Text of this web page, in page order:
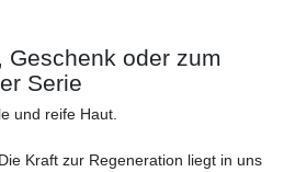
Geschenk oder zum
Serie
und reife Haut.
Kraft zur Regeneration liegt in uns